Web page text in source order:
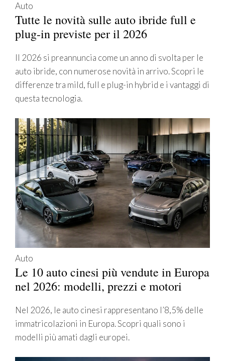
Auto
Tutte le novità sulle auto ibride full e
plug-in previste per il 2026
Il 2026 si preannuncia come un anno di svolta per le
auto ibride, con numerose novità in arrivo. Scopri le
differenze tra mild, full e plug-in hybrid e i vantaggi di
questa tecnologia.
Auto
Le 10 auto cinesi più vendute in Europa
nel 2026: modelli, prezzi e motori
Nel 2026, le auto cinesi rappresentano l’8,5% delle
immatricolazioni in Europa. Scopri quali sono i
modelli più amati dagli europei.